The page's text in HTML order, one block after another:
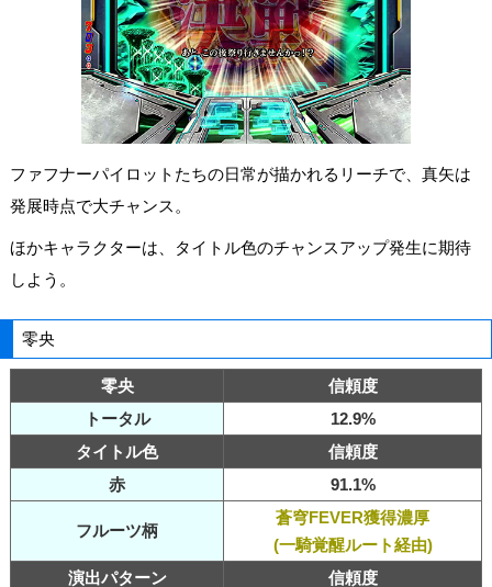
ファフナーパイロットたちの日常が描かれるリーチで、真矢は
発展時点で大チャンス。
ほかキャラクターは、タイトル色のチャンスアップ発生に期待
しよう。
零央
零央
信頼度
トータル
12.9%
タイトル色
信頼度
赤
91.1%
フルーツ柄
蒼穹FEVER獲得濃厚
(一騎覚醒ルート経由)
演出パターン
信頼度